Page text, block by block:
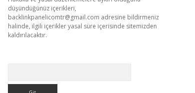
düşündüğünüz içerikleri,
backlinkpanelicomtr@gmail.com adresine bildirmeniz
halinde, ilgili içerikler yasal süre içerisinde sitemizden
kaldırılacaktır.